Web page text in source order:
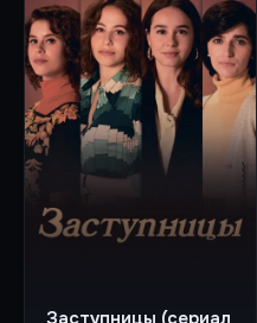
Заступницы (сериал